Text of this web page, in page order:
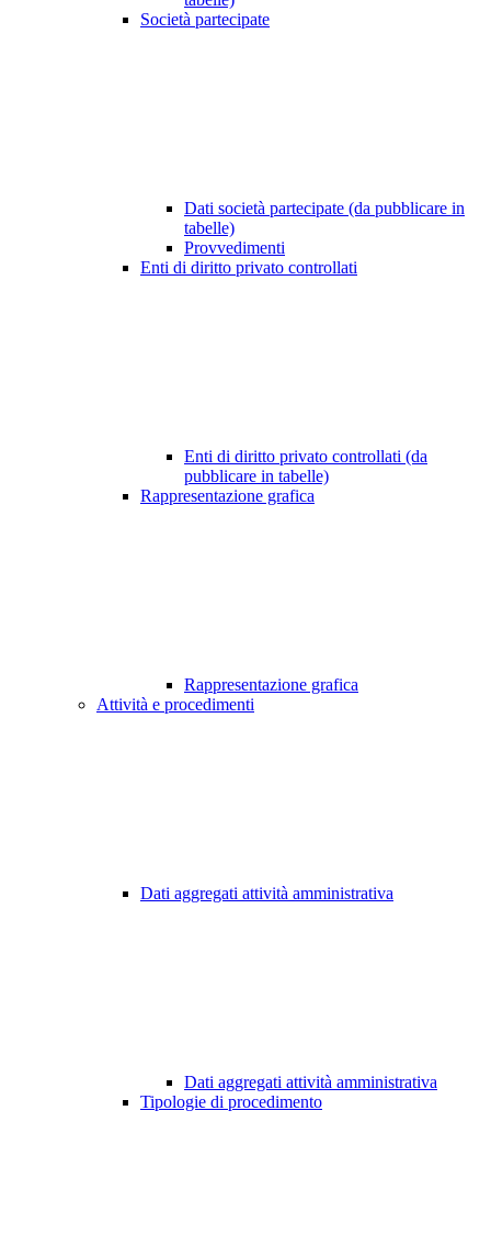
Società partecipate
Dati società partecipate (da pubblicare in
tabelle)
Provvedimenti
Enti di diritto privato controllati
Enti di diritto privato controllati (da
pubblicare in tabelle)
Rappresentazione grafica
Rappresentazione grafica
Attività e procedimenti
Dati aggregati attività amministrativa
Dati aggregati attività amministrativa
Tipologie di procedimento